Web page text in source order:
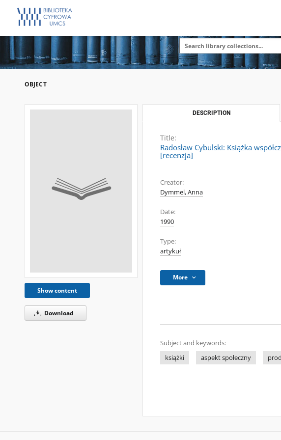
OBJECT
Show content
Download
DESCRIPTION
Title:
Radosław Cybulski: Książka
[recenzja]
Creator:
Dymmel, Anna
Date:
1990
Type:
artykuł
More
Subject and keywords:
książki
aspekt społeczny